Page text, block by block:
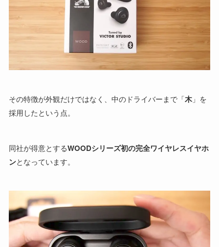
その特徴が外観だけではなく、中のドライバーまで「木」を
採用したという点。
同社が得意とするWOODシリーズ初の完全ワイヤレスイヤホ
ンとなっています。